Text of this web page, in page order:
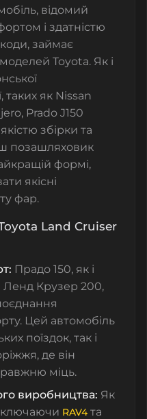
відомий
і здатністю
займає
Toyota. Як і
таких як Nissan
Prado J150
збірки та
позашляховик
формі,
якісні
фар.
Land Cruiser
Прадо 150, як і
Ленд Крузер 200,
Цей автомобіль
поїздок, так і
де він
міць.
виробництва: Як
RAV4та